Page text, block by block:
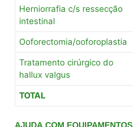
Herniorrafia c/s ressecção
intestinal
Ooforectomia/ooforoplastia
Tratamento cirúrgico do
hallux valgus
TOTAL